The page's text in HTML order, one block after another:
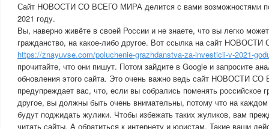
Сайт НОВОСТИ СО ВСЕГО МИРА делится с вами возможностями
2021 году.
Вы, наверно живёте в своей России и не знаете, что вы легко
гражданство, на какое-либо другое. Вот ссылка на сайт
https://znayuvse.com/poluchenie-grazhdanstva-za-investicii-v-2021-
прочитайте, что они пишут. Потом зайдите в Google и запросите
обновления этого сайта. Это очень важно ведь сайт НОВОСТИ
предупреждает вас, что, если вы собрались поменять российское
другое, вы должны быть очень внимательны, потому что на каждом
будут поджидать жулики. Чтобы избежать таких жуликов, вам
читать сайты. А обратиться к интернету и юристам. Такие ваши